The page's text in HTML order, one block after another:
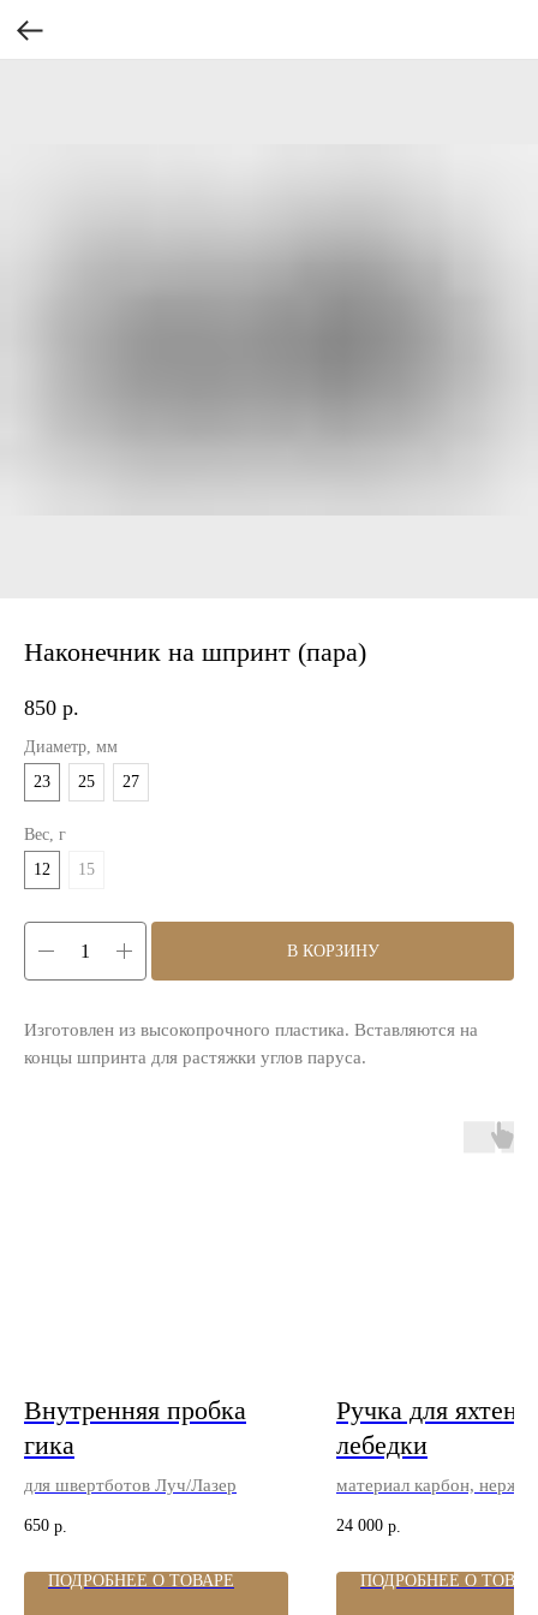
Наконечник на шпринт (пара)
850 р.
Диаметр, мм
23
25 27
Вес, г
12
15
В КОРЗИНУ
Изготовлен из высокопрочного пластика. Вставляются на
концы шпринта для растяжки углов паруса.
Внутренняя пробка
гика
для швертботов Луч/Лазер
650 р.
ПОДРОБНЕЕ О ТОВАРЕ
Ручка для
лебедки
материал карбон,
24 000 р.
ПОДРОБНЕЕ О